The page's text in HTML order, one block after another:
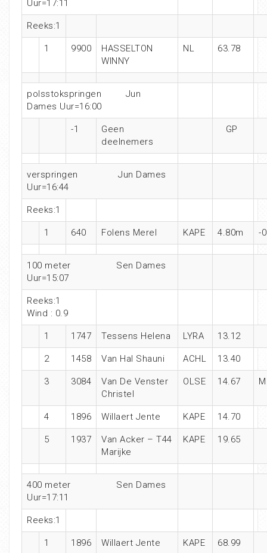
Uur=17:11
Reeks:1
1 9900
HASSELTON
WINNY
NL 63.78
polsstokspringen Jun
Dames Uur=16:00
-1
Geen
deelnemers
GP
verspringen Jun Dames
Uur=16:44
Reeks:1
1 640 Folens Merel KAPE 4.80m -
100 meter Sen Dames
Uur=15:07
Reeks:1
Wind : 0.9
1 1747 Tessens Helena LYRA 13.12
2 1458 Van Hal Shauni ACHL 13.40
3 3084
Van De Venster
Christel
OLSE 14.67
4 1896 Willaert Jente KAPE 14.70
5 1937
Van Acker – T44
Marijke
KAPE 19.65
400 meter Sen Dames
Uur=17:11
Reeks:1
1 1896 Willaert Jente KAPE 68.99